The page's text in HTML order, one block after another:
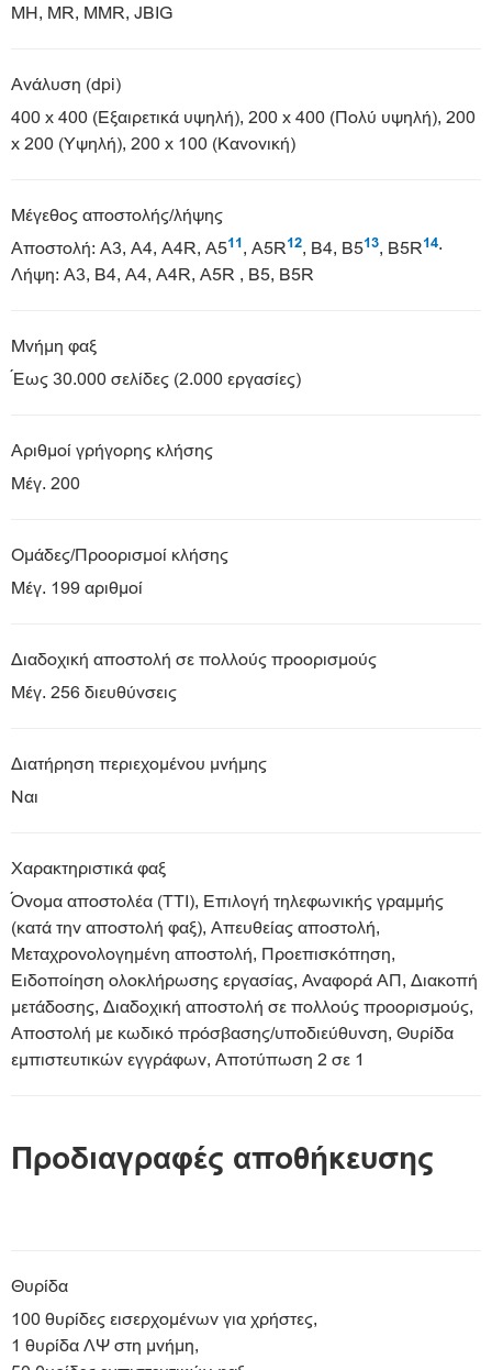
MH, MR, MMR, JBIG
Ανάλυση (dpi)
400 x 400 (Εξαιρετικά υψηλή), 200 x 400 (Πολύ υψηλή), 200
x 200 (Υψηλή), 200 x 100 (Κανονική)
Μέγεθος αποστολής/λήψης
Αποστολή: A3, A4, A4R, A511, A5R12, B4, B513, B5R14·
Λήψη: A3, B4, A4, A4R, A5R , B5, B5R
Μνήμη φαξ
Έως 30.000 σελίδες (2.000 εργασίες)
Αριθμοί γρήγορης κλήσης
Μέγ. 200
Ομάδες/Προορισμοί κλήσης
Μέγ. 199 αριθμοί
Διαδοχική αποστολή σε πολλούς προορισμούς
Μέγ. 256 διευθύνσεις
Διατήρηση περιεχομένου μνήμης
Ναι
Χαρακτηριστικά φαξ
Όνομα αποστολέα (TTI), Επιλογή τηλεφωνικής γραμμής
(κατά την αποστολή φαξ), Απευθείας αποστολή,
Μεταχρονολογημένη αποστολή, Προεπισκόπηση,
Ειδοποίηση ολοκλήρωσης εργασίας, Αναφορά ΑΠ, Διακοπή
μετάδοσης, Διαδοχική αποστολή σε πολλούς προορισμούς,
Αποστολή με κωδικό πρόσβασης/υποδιεύθυνση, Θυρίδα
εμπιστευτικών εγγράφων, Αποτύπωση 2 σε 1
Προδιαγραφές αποθήκευσης
Θυρίδα
100 θυρίδες εισερχομένων για χρήστες,
1 θυρίδα ΛΨ στη μνήμη,